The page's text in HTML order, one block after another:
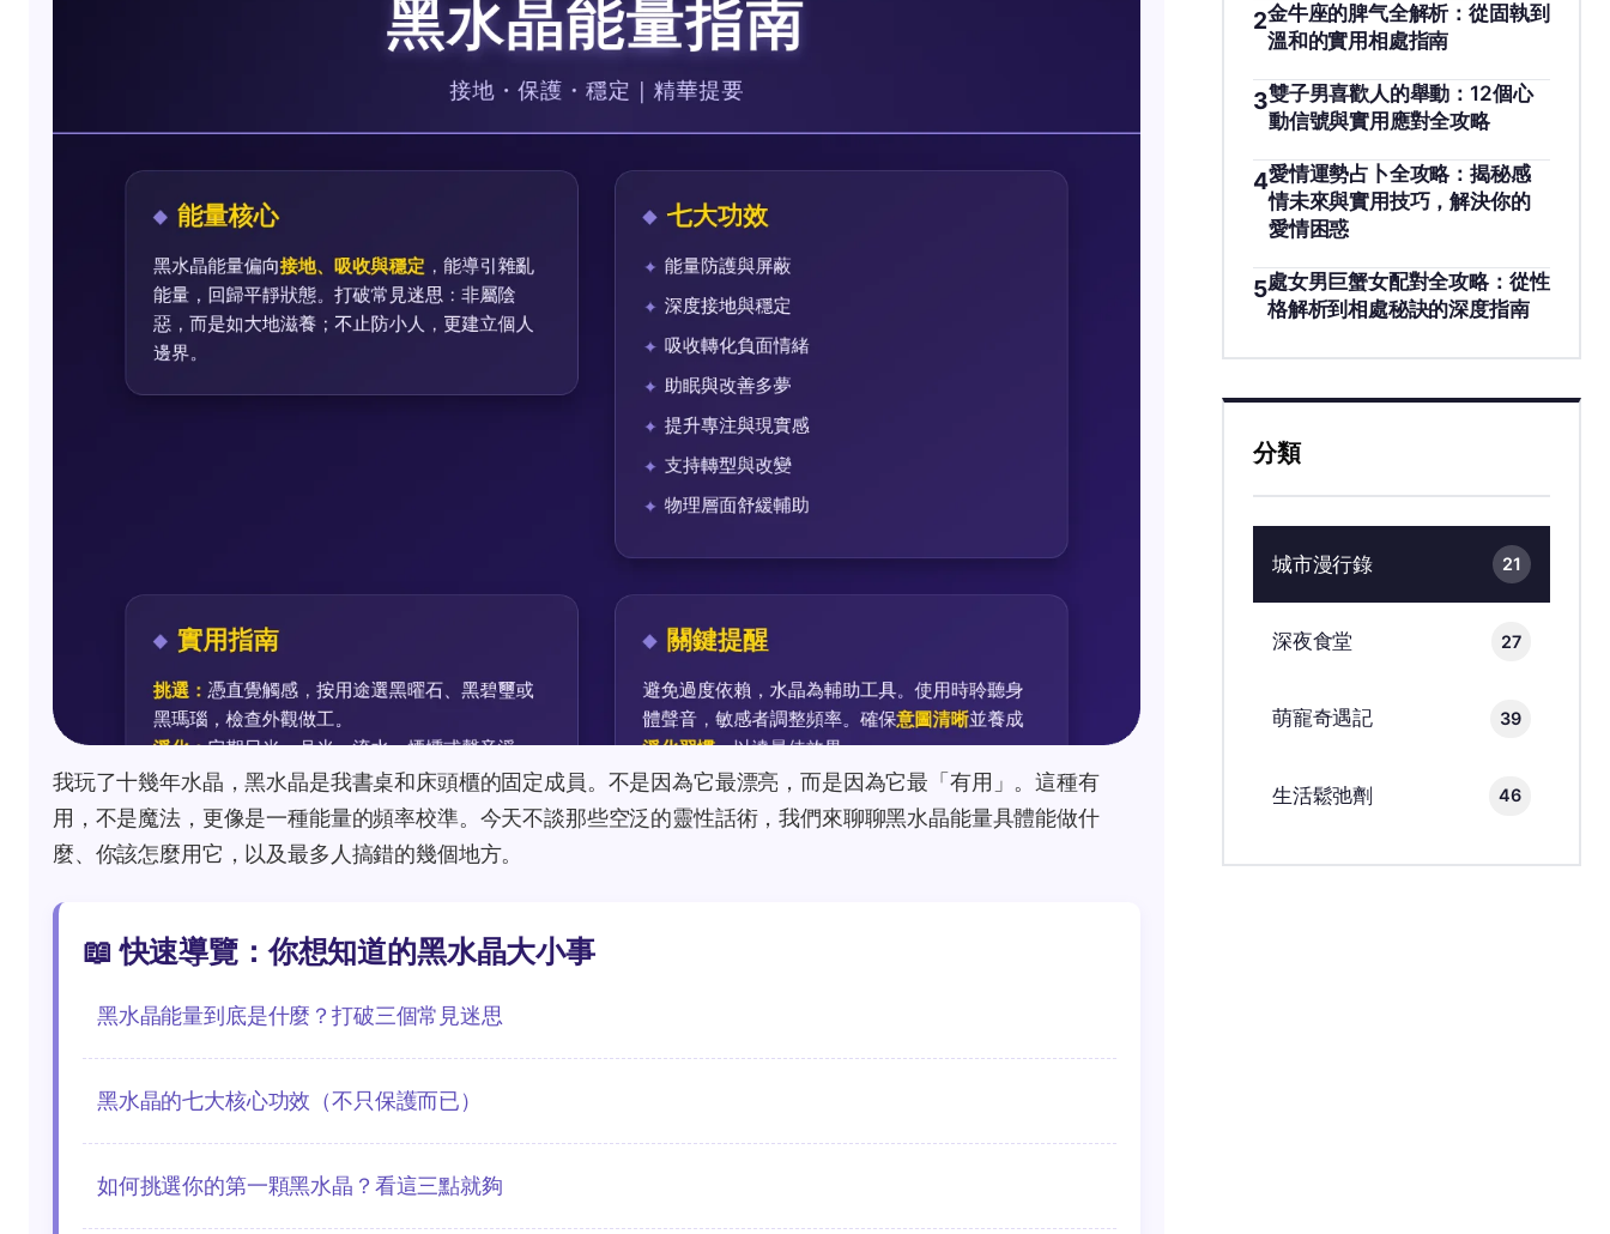
我玩了十幾年水晶，黑水晶是我書桌和床頭櫃的固定成員。不是因為它最漂亮，而是因為它最「有用」。這種有
用，不是魔法，更像是一種能量的頻率校準。今天不談那些空泛的靈性話術，我們來聊聊黑水晶能量具體能做什
麼、你該怎麼用它，以及最多人搞錯的幾個地方。
📖 快速導覽：你想知道的黑水晶大小事
黑水晶能量到底是什麼？打破三個常見迷思
黑水晶的七大核心功效（不只保護而已）
如何挑選你的第一顆黑水晶？看這三點就夠
2金牛座的脾气全解析：從固執到
溫和的實用相處指南
3雙子男喜歡人的舉動：12個心
動信號與實用應對全攻略
4愛情運勢占卜全攻略：揭秘感
情未來與實用技巧，解決你的
愛情困惑
5處女男巨蟹女配對全攻略：從性
格解析到相處秘訣的深度指南
分類
城市漫行錄 21
深夜食堂 27
萌寵奇遇記 39
生活鬆弛劑 46